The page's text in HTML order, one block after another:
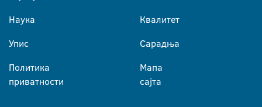
Наука
Упис
Политика
приватности
Квалитет
Сарадња
Мапа
сајта